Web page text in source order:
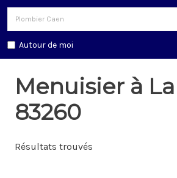
Autour de moi
Menuisier à
83260
Résultats trouvés